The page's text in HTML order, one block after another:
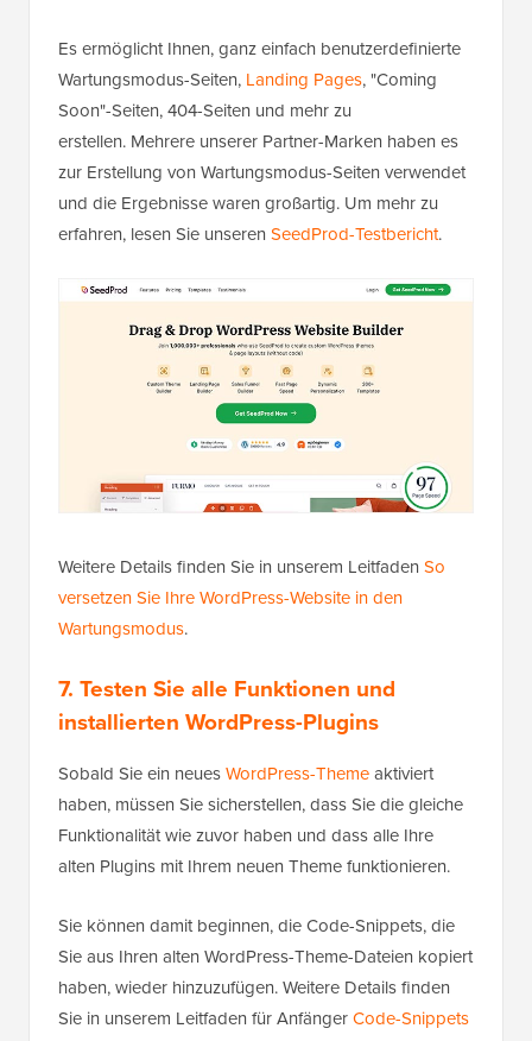
Es ermöglicht Ihnen, ganz einfach benutzerdefinierte
Wartungsmodus-Seiten, Landing Pages, "Coming
Soon"-Seiten, 404-Seiten und mehr zu
erstellen. Mehrere unserer Partner-Marken haben es
zur Erstellung von Wartungsmodus-Seiten verwendet
und die Ergebnisse waren großartig. Um mehr zu
erfahren, lesen Sie unseren SeedProd-Testbericht.
Weitere Details finden Sie in unserem Leitfaden So
versetzen Sie Ihre WordPress-Website in den
Wartungsmodus.
7. Testen Sie alle Funktionen und
installierten WordPress-Plugins
Sobald Sie ein neuesWordPress-Themeaktiviert
haben, müssen Sie sicherstellen, dass Sie die gleiche
Funktionalität wie zuvor haben und dass alle Ihre
alten Plugins mit Ihrem neuen Theme funktionieren.
Sie können damit beginnen, die Code-Snippets, die
Sie aus Ihren alten WordPress-Theme-Dateien kopiert
haben, wieder hinzuzufügen. Weitere Details finden
Sie in unserem Leitfaden für AnfängerCode-Snippets